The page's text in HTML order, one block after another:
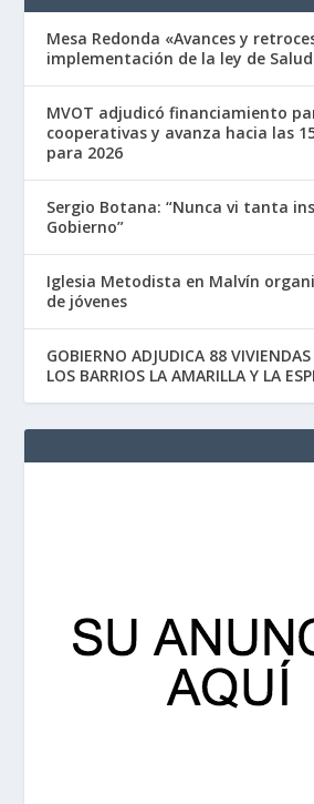
Mesa Redonda «Avances y
implementación de la ley de
MVOT adjudicó financiamiento
cooperativas y avanza hacia las
para 2026
Sergio Botana: “Nunca vi tanta
Gobierno”
Iglesia Metodista en Malvín
de jóvenes
GOBIERNO ADJUDICA 88
LOS BARRIOS LA AMARILLA Y LA